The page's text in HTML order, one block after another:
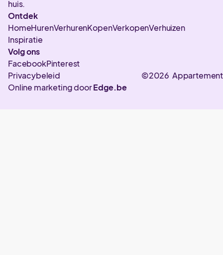
huis.
Ontdek
HomeHurenVerhurenKopenVerkopenVerhuizen
Inspiratie
Volg ons
FacebookPinterest
©2026
Privacybeleid
Online marketing doorEdge.be